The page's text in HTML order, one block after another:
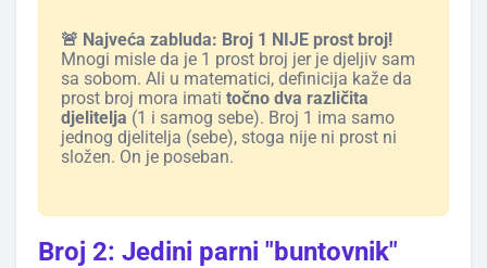
🚨 Najveća zabluda: Broj 1 NIJE prost broj!
Mnogi misle da je 1 prost broj jer je djeljiv sam
sa sobom. Ali u matematici, definicija kaže da
prost broj mora imati točno dva različita
djelitelja (1 i samog sebe). Broj 1 ima samo
jednog djelitelja (sebe), stoga nije ni prost ni
složen. On je poseban.
Broj 2: Jedini parni "buntovnik"